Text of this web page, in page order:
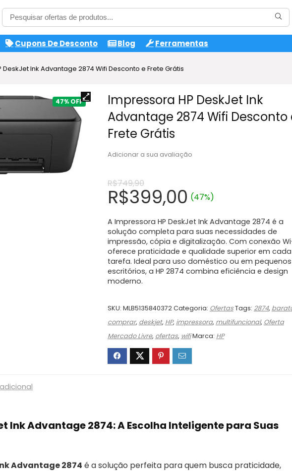
Cupons De Desconto Blog Ferramentas
DeskJet Ink Advantage 2874 Wifi Desconto e Frete Grátis
47%
Impressora HP DeskJet Ink
Advantage 2874 Wifi Desconto
Frete Grátis
Adicionar a sua avaliação
R$749,90
O
preço
original
era:
R$749,90.
R$399,00O
atual
é:
R$399,00.
(47%)
A Impressora HP DeskJet Ink Advantage 2874 é a
solução completa para suas necessidades de
impressão, cópia e digitalização. Com conexão
oferece praticidade e qualidade superior em cada
tarefa. Ideal para uso doméstico ou em pequenos
escritórios, a HP 2874 combina eficiência e design
moderno.
SKU: MLB5135840372Categoria: OfertasTags: 2874,
comprar, deskjet, HP, impressora, multifuncional, Oferta
Mercado Livre, ofertas, wifiMarca: HP
Ink Advantage 2874: A Escolha Inteligente para Suas
Advantage 2874 é a solução perfeita para quem busca praticidade,